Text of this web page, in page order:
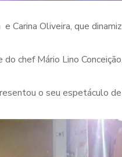
Carina Oliveira, que
chef Mário Lino Conceição.
o seu espetáculo